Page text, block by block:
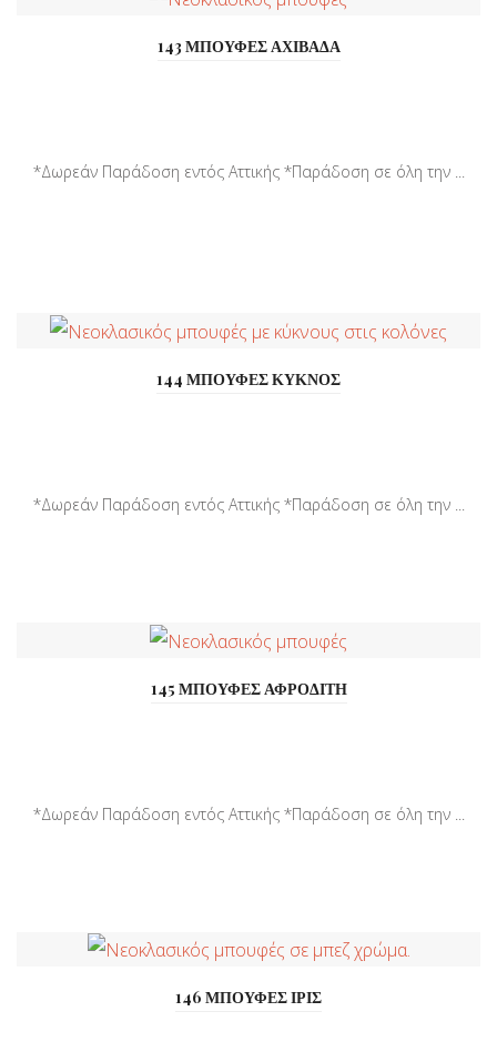
143 ΜΠΟΥΦΕΣ ΑΧΙΒΑΔΑ
*Δωρεάν Παράδοση εντός Αττικής *Παράδοση σε όλη την ...
144 ΜΠΟΥΦΕΣ ΚΥΚΝΟΣ
*Δωρεάν Παράδοση εντός Αττικής *Παράδοση σε όλη την ...
145 ΜΠΟΥΦΕΣ ΑΦΡΟΔΙΤΗ
*Δωρεάν Παράδοση εντός Αττικής *Παράδοση σε όλη την ...
146 ΜΠΟΥΦΕΣ ΙΡΙΣ